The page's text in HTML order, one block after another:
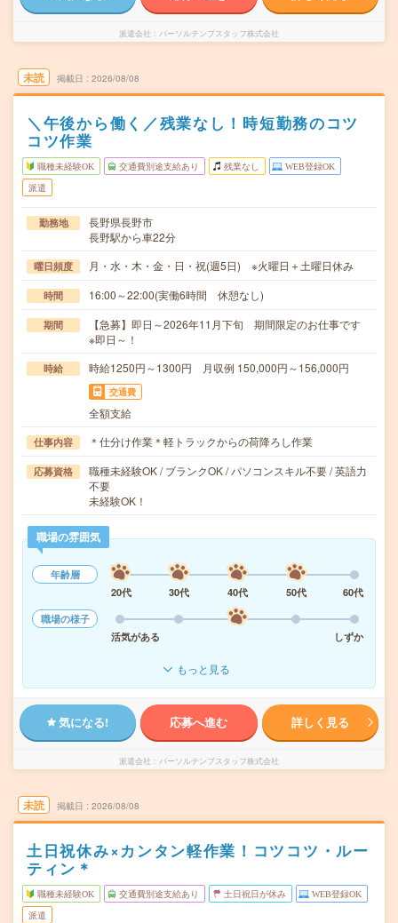
派遣会社 パーソルテンプスタッフ株式会社
未読 掲載日 2026/08/08
＼午後から働く／残業なし！時短勤務のコツ
コツ作業
職種未経験OK 交通費別途支給あり 残業なし WEB登録OK
派遣
勤務地
長野県長野市
長野駅から車22分
曜日頻度 月・水・木・金・日・祝(週5日) ※火曜日＋土曜日休み
時間 16:00～22:00(実働6時間 休憩なし)
期間
【急募】即日～2026年11月下旬 期間限定のお仕事です
※即日～！
時給 時給1250円～1300円 月収例 150,000円～156,000円
交通費
全額支給
仕事内容 ＊仕分け作業＊軽トラックからの荷降ろし作業
応募資格
職種未経験OK / ブランクOK / パソコンスキル不要 / 英語力
不要
未経験OK！
職場の雰囲気
年齢層
20代
30代 40代 50代
60代
職場の様子
活気がある
しずか
もっと見る
気になる! 応募へ進む 詳しく見る
派遣会社 パーソルテンプスタッフ株式会社
未読 掲載日 2026/08/08
土日祝休み×カンタン軽作業！コツコツ・ルー
ティン＊
職種未経験OK 交通費別途支給あり 土日祝日が休み WEB登録OK
派遣